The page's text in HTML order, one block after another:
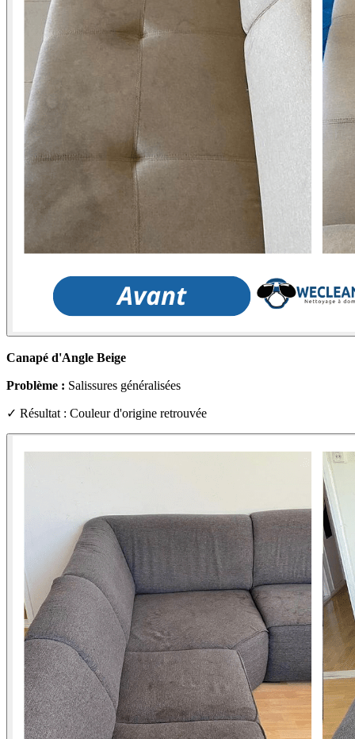
Canapé d'Angle Beige
Problème : Salissures généralisées
✓ Résultat : Couleur d'origine retrouvée